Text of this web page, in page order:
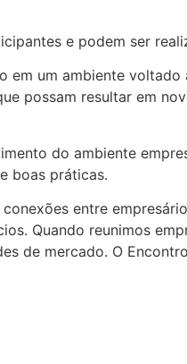
e podem ser
em um ambiente
possam resultar em
do ambiente
boas práticas.
entre
Quando reunimos
de mercado. O